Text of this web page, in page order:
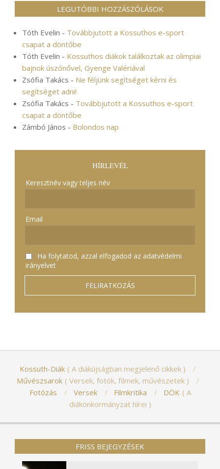
LEGUTÓBBI HOZZÁSZÓLÁSOK
Tóth Evelin - Továbbjutott a Kossuthos e-sport
csapat a döntőbe
Tóth Evelin - Kossuthos diákok találkoztak az olimpiai
bajnok úszónővel, Gyenge Valériával
Zsófia Takács - Ne féljünk segítséget kérni és
segítséget adni!
Zsófia Takács - Továbbjutott a Kossuthos e-sport
csapat a döntőbe
Zámbó János - Bolondos nap
HÍRLEVÉL
Keresztnév vagy teljes név
Email
Ha folytatod, azzal elfogadod az adatvédelmi
irányelvet
Kossuth-Diák
A diákújságban megjelenő cikkek
Művészsarok
Versek, fotók, filmek, művészetek
Fotózás
Versek Filmkritika DÖK
A
diákönkormányzat hírei
FRISS BEJEGYZÉSEK